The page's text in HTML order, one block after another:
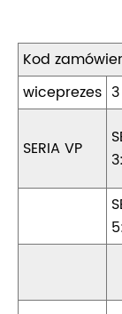
Kod
wiceprezes 3
SERIA VP